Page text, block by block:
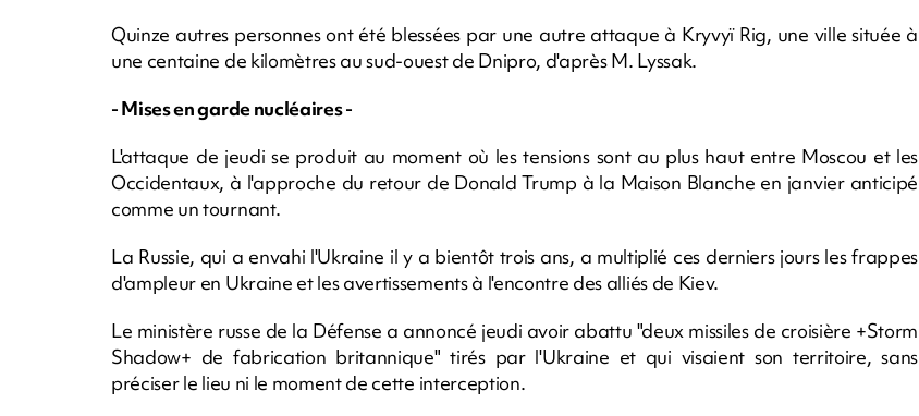
Quinze autres personnes ont été blessées par une autre attaque à Kryvyï Rig, une ville située à
une centaine de kilomètres au sud-ouest de Dnipro, d'après M. Lyssak.
- Mises en garde nucléaires -
L'attaque de jeudi se produit au moment où les tensions sont au plus haut entre Moscou et les
Occidentaux, à l'approche du retour de Donald Trump à la Maison Blanche en janvier anticipé
comme un tournant.
La Russie, qui a envahi l'Ukraine il y a bientôt trois ans, a multiplié ces derniers jours les frappes
d'ampleur en Ukraine et les avertissements à l'encontre des alliés de Kiev.
Le ministère russe de la Défense a annoncé jeudi avoir abattu "deux missiles de croisière +Storm
Shadow+ de fabrication britannique" tirés par l'Ukraine et qui visaient son territoire, sans
préciser le lieu ni le moment de cette interception.